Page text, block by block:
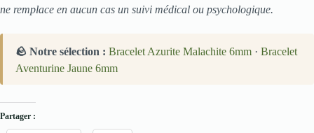
ne remplace en aucun cas un suivi médical ou psychologique.
🪨 Notre sélection : Bracelet Azurite Malachite 6mm · Bracelet
Aventurine Jaune 6mm
Partager :